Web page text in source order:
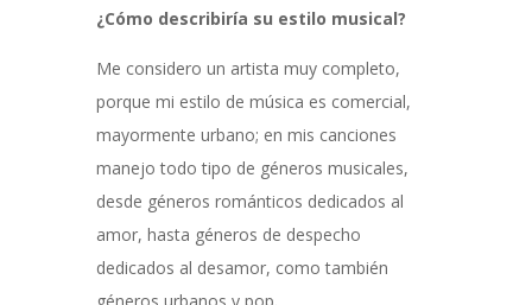
¿Cómo describiría su estilo musical?
Me considero un artista muy completo,
porque mi estilo de música es comercial,
mayormente urbano; en mis canciones
manejo todo tipo de géneros musicales,
desde géneros románticos dedicados al
amor, hasta géneros de despecho
dedicados al desamor, como también